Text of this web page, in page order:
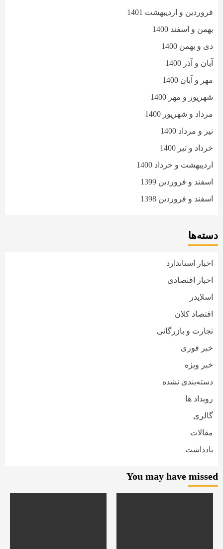
فروردین و اردیبهشت 1401
بهمن و اسفند 1400
دی و بهمن 1400
آبان و آذر 1400
مهر و آبان 1400
شهریور و مهر 1400
مرداد و شهریور 1400
تیر و مرداد 1400
خرداد و تیر 1400
اردیبهشت و خرداد 1400
اسفند و فروردین 1399
اسفند و فروردین 1398
دسته‌ها
اخبار استاندارد
اخبار اقتصادی
اسلایدر
اقتصاد کلان
تجارت و بازرگانی
خبر فوری
خبر ویژه
دسته‌بندی نشده
رویداد ها
گالری
مقالات
یادداشت
You may have missed